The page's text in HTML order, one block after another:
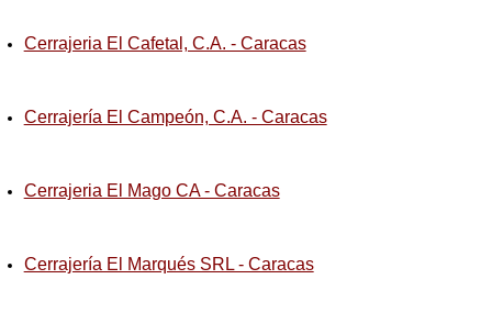
Cerrajeria El Cafetal, C.A. - Caracas
Cerrajería El Campeón, C.A. - Caracas
Cerrajeria El Mago CA - Caracas
Cerrajería El Marqués SRL - Caracas